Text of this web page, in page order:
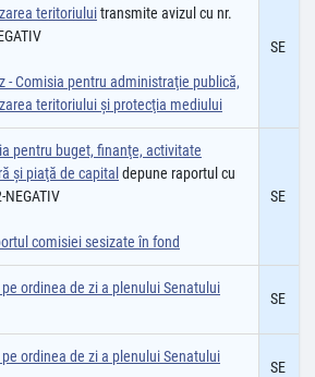
teritoriuluitransmite avizul cu nr.
- Comisia pentru administraţie publică,
teritoriului şi protecţia mediului
SE
pentru buget, finanţe, activitate
şi piaţă de capital depune raportul cu
NEGATIV
comisiei sesizate în fond
SE
ordinea de zi a plenului Senatului
SE
ordinea de zi a plenului Senatului
SE